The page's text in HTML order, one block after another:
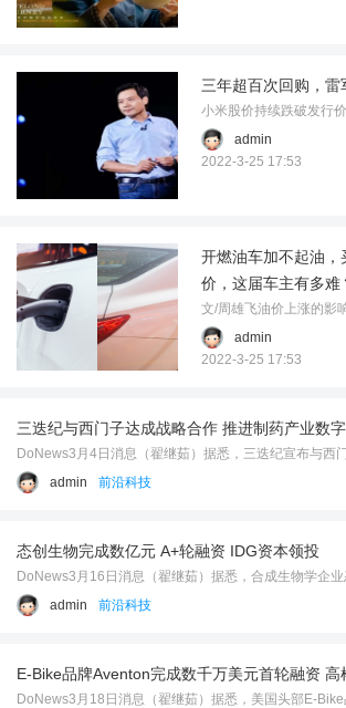
三年超百次回购，雷
小米股价持续跌破发行
月22日，小米集团抛出
符合上市规则的情况下
admin
2022-3-25 17:53
开燃油车加不起油，
价，这届车主有多难
文/周雄飞油价上涨的影
五，国家发改委宣布，
柴油价格（标准品，下
……
admin
2022-3-25 17:53
三迭纪与西门子达成战略合作 推进制药产业数
DoNews3月4日消息（翟继茹）据悉，三迭纪宣布与西
合作，双方将为全球制药企业提供数字化开发与生产解
admin 前沿科技
态创生物完成数亿元 A+轮融资 IDG资本领投
DoNews3月16日消息（翟继茹）据悉，合成生物学企
A+轮融资,由 IDG 资本领投,君联资本等跟投。据介绍，
admin 前沿科技
E-Bike品牌Aventon完成数千万美元首轮融资 高
DoNews3月18日消息（翟继茹）据悉，美国头部E-